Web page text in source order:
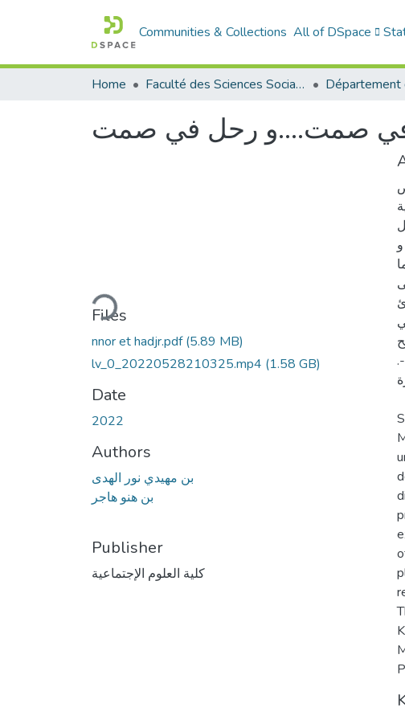
Communities & Collections All of DSpace
Home Faculté des Sciences Sociales
في صمت....و رحل في صمت
Loading...
Files
nnor et hadjr.pdf(5.89 MB)
lv_0_20220528210325.mp4 (1.58 GB)
Date
2022
Authors
بن مهيدي نور الهدى
بن هنو هاجر
Publisher
كلية العلوم الإجتماعية
:
غاية
.الكلمات المفتاحية : الشهيد بريجة عبد الله – الثورة التحريرية- حنكة عسكرية-